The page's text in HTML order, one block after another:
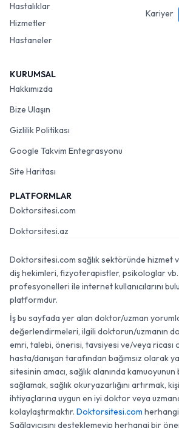
Hastalıklar
Hizmetler
Hastaneler
Kariyer
KURUMSAL
Hakkımızda
Bize Ulaşın
Gizlilik Politikası
Google Takvim Entegrasyonu
Site Haritası
PLATFORMLAR
Doktorsitesi.com
Doktorsitesi.az
Doktorsitesi.com sağlık sektöründe hizmet
diş hekimleri, fizyoterapistler, psikologlar vb.
profesyonelleri ile internet kullanıcılarını
platformdur.
İş bu sayfada yer alan doktor/uzman
değerlendirmeleri, ilgili doktorun/uzmanın
emri, talebi, önerisi, tavsiyesi ve/veya ricası
hasta/danışan tarafından bağımsız olarak
sitesinin amacı, sağlık alanında
sağlamak, sağlık okuryazarlığını artırmak,
ihtiyaçlarına uygun en iyi doktor veya uzmana
kolaylaştırmaktır. Doktorsitesi.com herhangi
Sağlayıcısını desteklemeyip herhangi bir